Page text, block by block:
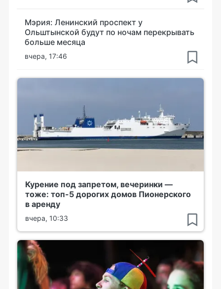
Мэрия: Ленинский проспект у
Ольштынской будут по ночам перекрывать
больше месяца
вчера, 17:46
Курение под запретом, вечеринки —
тоже: топ-5 дорогих домов Пионерского
в аренду
вчера, 10:33